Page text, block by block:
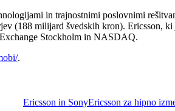
in trajnostnimi poslovnimi
(188 milijard švedskih kron). Ericsson,
Stockholm in NASDAQ.
.
Ericsson in SonyEricsson za hipno